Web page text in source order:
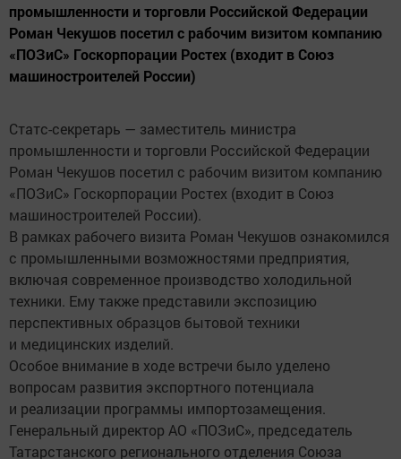
промышленности и торговли Российской Федерации
Роман Чекушов посетил с рабочим визитом компанию
«ПОЗиС» Госкорпорации Ростех (входит в Союз
машиностроителей России)
Статс-секретарь — заместитель министра
промышленности и торговли Российской Федерации
Роман Чекушов посетил с рабочим визитом компанию
«ПОЗиС» Госкорпорации Ростех (входит в Союз
машиностроителей России).
В рамках рабочего визита Роман Чекушов ознакомился
с промышленными возможностями предприятия,
включая современное производство холодильной
техники. Ему также представили экспозицию
перспективных образцов бытовой техники
и медицинских изделий.
Особое внимание в ходе встречи было уделено
вопросам развития экспортного потенциала
и реализации программы импортозамещения.
Генеральный директор АО «ПОЗиС», председатель
Татарстанского регионального отделения Союза